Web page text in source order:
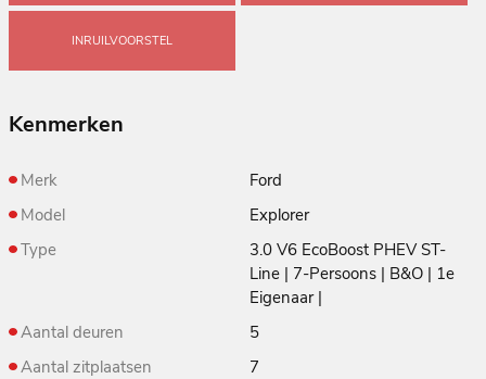
INRUILVOORSTEL
Kenmerken
Merk
Ford
Model
Explorer
Type
3.0 V6 EcoBoost PHEV ST-
Line | 7-Persoons | B&O | 1e
Eigenaar |
Aantal deuren
5
Aantal zitplaatsen
7